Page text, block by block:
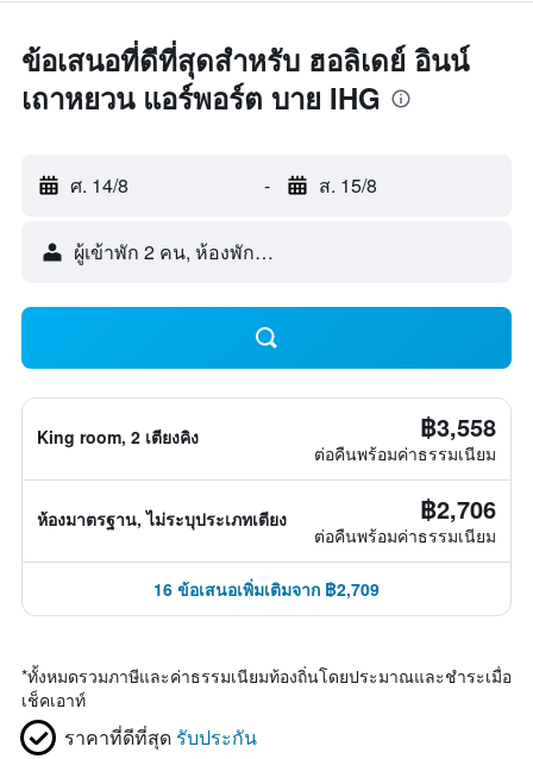
ข้อเสนอที่ดีที่สุดสำหรับ ฮอลิเดย์ อินน์
เถาหยวน แอร์พอร์ต บาย IHG
ศ. 14/8 - ส. 15/8
ผู้เข้าพัก 2 คน, ห้องพัก 1 ห้อง
King room, 2 เตียงคิง ฿3,558
ต่อคืนพร้อมค่าธรรมเนียม
ห้องมาตรฐาน, ไม่ระบุประเภทเตียง ฿2,706
ต่อคืนพร้อมค่าธรรมเนียม
16 ข้อเสนอเพิ่มเติมจาก ฿2,709
*ทั้งหมดรวมภาษีและค่าธรรมเนียมท้องถิ่นโดยประมาณและชำระเมื่อ
เช็คเอาท์
ราคาที่ดีที่สุด รับประกัน